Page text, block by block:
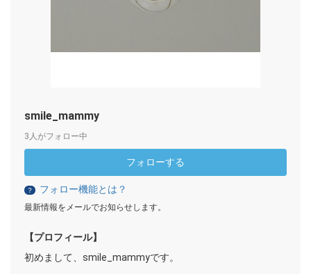
smile_mammy
3人がフォロー中
フォローする
？ フォロー機能とは？
最新情報をメールでお知らせします。
【プロフィール】
初めまして、smile_mammyです。